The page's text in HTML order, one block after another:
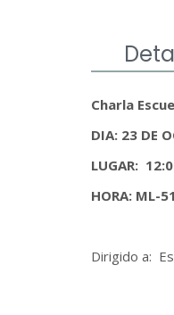
Charla
DIA: 23 DE
LUGAR:
HORA: ML-
Dirigido a: